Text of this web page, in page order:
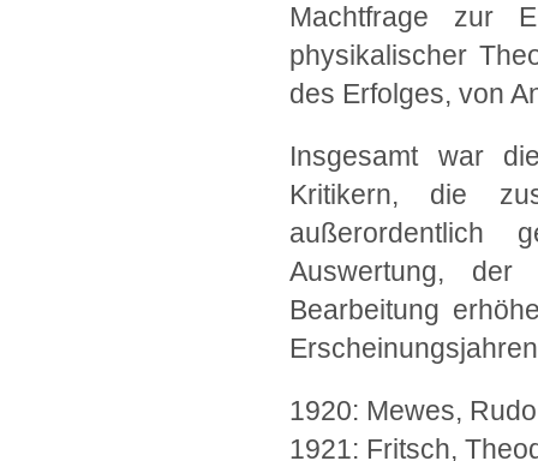
Machtfrage zur
physikalischer
des Erfolges, von
Insgesamt war
Kritikern, die
außerordentlich
Auswertung, der
Bearbeitung
1920: Mewes,
1921: Fritsch,